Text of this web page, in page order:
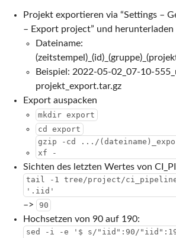
Projekt exportieren via “Settings –
– Export project” und herunterladen
Dateiname:
Beispiel: 2022-05-02_07-10-
projekt_export.tar.gz
Export auspacken
mkdir export
cd export
gzip -cd .../
xf -
Sichten des letzten Wertes von
tail -1 tree/project/
'.iid'
–> 90
Hochsetzen von 90 auf 190:
sed -i -e '$ s/"iid":90/